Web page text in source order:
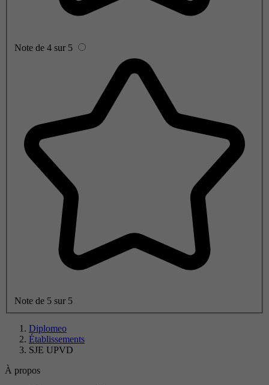
Note de 4 sur 5
Note de 5 sur 5
Diplomeo
Établissements
SJE UPVD
À propos